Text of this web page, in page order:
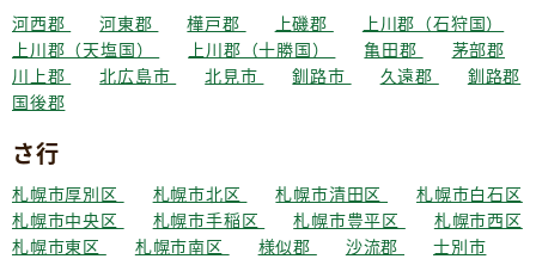
河西郡 河東郡 樺戸郡 上磯郡
上川郡（石狩国）
上川郡（天塩国）
上川郡（十勝国） 亀田郡
茅部郡
川上郡
北広島市 北見市 釧路市 久遠郡
釧路郡
国後郡
さ行
札幌市厚別区 札幌市北区 札幌市清田区
札幌市白石区
札幌市中央区
札幌市手稲区 札幌市豊平区
札幌市西区
札幌市東区
札幌市南区 様似郡 沙流郡
士別市